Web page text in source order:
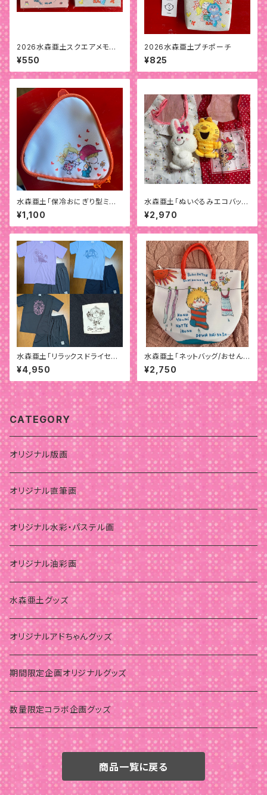
2026水森亜土スクエアメモパッ
ド
¥550
2026水森亜土プチポーチ
¥825
水森亜土「保冷おにぎり型ミニラ
ンチバッグ」
¥1,100
水森亜土「ぬいぐるみエコバッ
グ」
¥2,970
水森亜土「リラックスドライセット
アップ」
¥4,950
水森亜土「ネットバッグ/おせんた
く」
¥2,750
CATEGORY
オリジナル版画
オリジナル直筆画
オリジナル水彩・パステル画
オリジナル油彩画
水森亜土グッズ
オリジナルアドちゃんグッズ
期間限定企画オリジナルグッズ
数量限定コラボ企画グッズ
商品一覧に戻る